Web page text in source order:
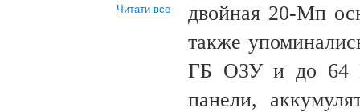
Читати все
двойная 20-Мп
также
ГБ ОЗУ и до 64
панели,